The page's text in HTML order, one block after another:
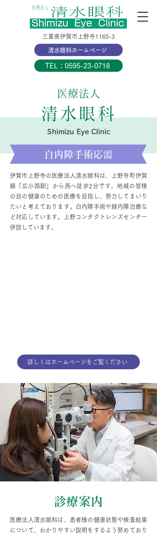
三重県伊賀市上野寺1165-3
清水眼科ホームページ
TEL：0595-23-0718
医療法人
清水眼科
Shimizu Eye Clinic
白内障手術応需
伊賀市上野寺の医療法人清水眼科は、上野寺町伊賀
線「広小路駅」から西へ徒歩2分です。地域の皆様
の目の健康のための医療を目指し、努力してまいり
たいと考えております。白内障手術や緑内障治療な
ど対応しています。上野コンタクトレンズセンター
併設しています。
詳しくはホームページをご覧ください
診療案内
医療法人清水眼科は、患者様の健康状態や検査結果
について、わかりやすい説明をするよう努めており